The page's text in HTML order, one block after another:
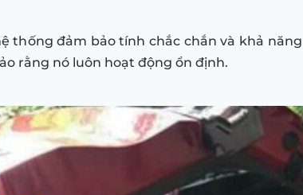
thống đảm bảo tính chắc chắn và khả
rằng nó luôn hoạt động ổn định.